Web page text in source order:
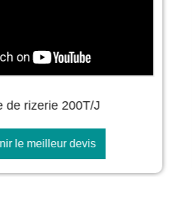
de rizerie 200T/J
le meilleur devis